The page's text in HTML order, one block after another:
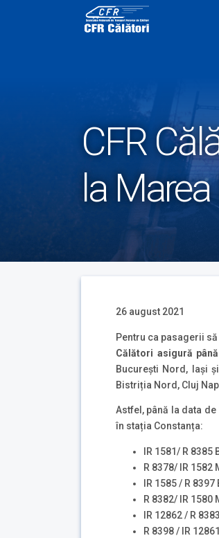
CFR
la
26 august 2021
Pentru ca pasagerii
Călători asigură
București Nord, Iași
Bistriția Nord, Cluj
Astfel, până la data
în stația Constanța:
IR 1581/ R
R 8378/ IR
IR 1585 / R
R 8382/ IR
IR 12862 / R
R 8398 / IR